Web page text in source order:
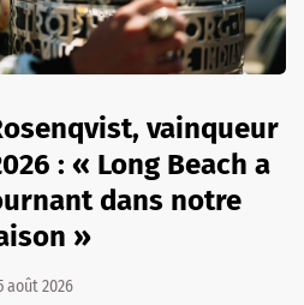
vainqueur
: « Long Beach a
dans notre
»
août 2026